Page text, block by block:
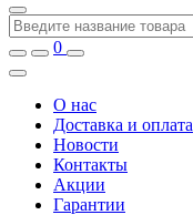
0
О нас
Доставка и оплата
Новости
Контакты
Акции
Гарантии